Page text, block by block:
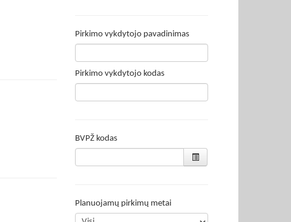
Pirkimo vykdytojo pavadinimas
Pirkimo vykdytojo kodas
BVPŽ kodas
Planuojamų pirkimų metai